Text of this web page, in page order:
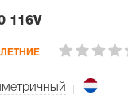
116V
ЛЕТНИЕ